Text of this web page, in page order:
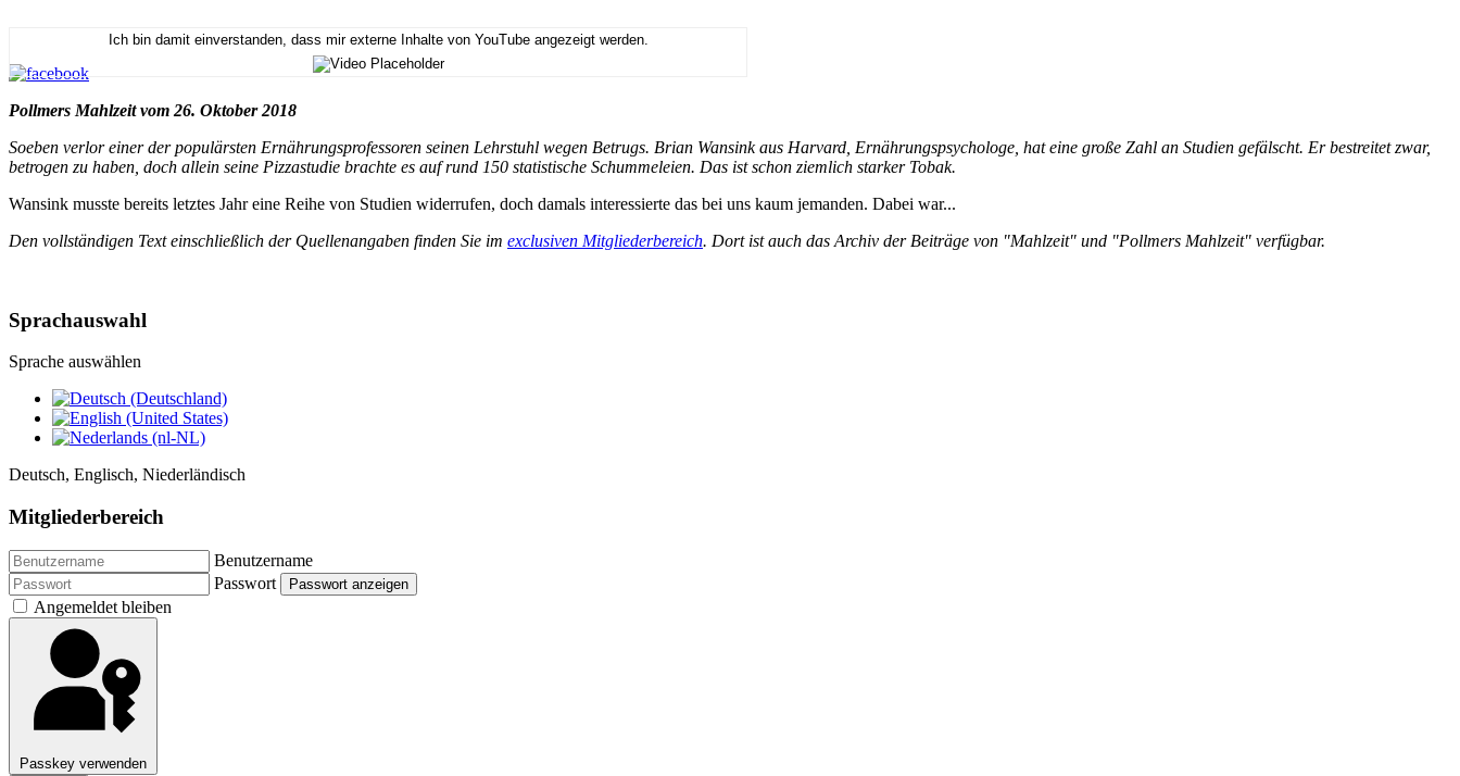
Ich bin damit einverstanden, dass mir externe Inhalte von YouTube angezeigt werden.
Pollmers Mahlzeit vom 26. Oktober 2018
Soeben verlor einer der populärsten Ernährungsprofessoren seinen Lehrstuhl wegen Betrugs. Brian Wansink aus Harvard, Ernährungspsychologe, hat eine große Zahl an Studien gefälscht. Er bestreitet zwar,
betrogen zu haben, doch allein seine Pizzastudie brachte es auf rund 150 statistische Schummeleien. Das ist schon ziemlich starker Tobak.
Wansink musste bereits letztes Jahr eine Reihe von Studien widerrufen, doch damals interessierte das bei uns kaum jemanden. Dabei war...
Den vollständigen Text einschließlich der Quellenangaben finden Sie im exclusiven Mitgliederbereich. Dort ist auch das Archiv der Beiträge von "Mahlzeit" und "Pollmers Mahlzeit" verfügbar.
Sprachauswahl
Sprache auswählen
Deutsch, Englisch, Niederländisch
Mitgliederbereich
Benutzername
Passwort
Passwort anzeigen
Angemeldet bleiben
Passkey verwenden